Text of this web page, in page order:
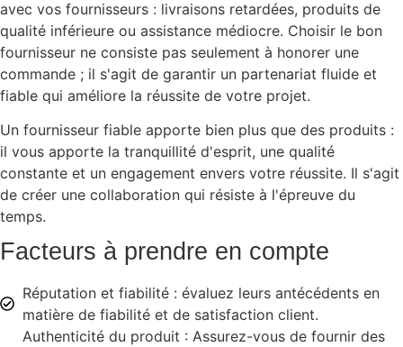
avec vos fournisseurs : livraisons retardées, produits de
qualité inférieure ou assistance médiocre. Choisir le bon
fournisseur ne consiste pas seulement à honorer une
commande ; il s'agit de garantir un partenariat fluide et
fiable qui améliore la réussite de votre projet.
Un fournisseur fiable apporte bien plus que des produits :
il vous apporte la tranquillité d'esprit, une qualité
constante et un engagement envers votre réussite. Il s'agit
de créer une collaboration qui résiste à l'épreuve du
temps.
Facteurs à prendre en compte
Réputation et fiabilité : évaluez leurs antécédents en
matière de fiabilité et de satisfaction client.
Authenticité du produit : Assurez-vous de fournir des